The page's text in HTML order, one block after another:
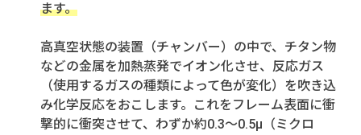
ます。
高真空状態の装置（チャンバー）の中で、チタン物
などの金属を加熱蒸発でイオン化させ、反応ガス
（使用するガスの種類によって色が変化）を吹き込
み化学反応をおこします。これをフレーム表面に衝
撃的に衝突させて、わずか約0.3～0.5μ（ミクロ